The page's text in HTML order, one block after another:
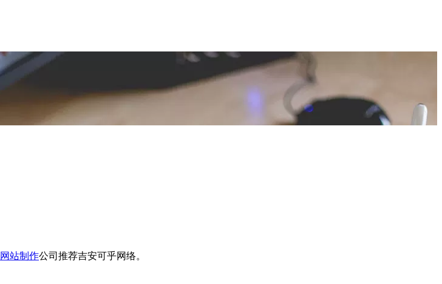
网站制作公司推荐吉安可乎网络。